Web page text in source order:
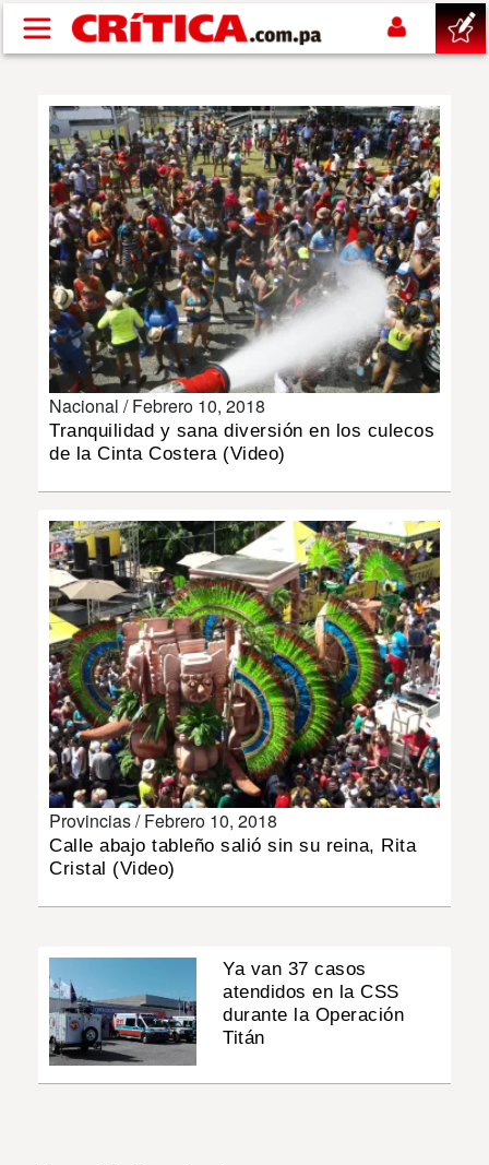
Pasar al contenido principal
SUCESOS
NACIONAL
POLÍTICA
SHOW
DEPORTES
INSÓLITAS
MULTIMEDIA
IMPRESO
Nacional /Febrero 10, 2018
Tranquilidad y sana diversión en los culecos
de la Cinta Costera (Video)
Provincias /Febrero 10, 2018
Calle abajo tableño salió sin su reina, Rita
Cristal (Video)
Ya van 37 casos
atendidos en la CSS
durante la Operación
Titán